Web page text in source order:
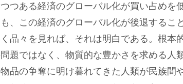
つある経済のグローバル化が買い占めを
、この経済のグローバル化が後退するこ
品々を見れば、それは明白である。根本
題ではなく、物質的な豊かさを求める人
品の争奪に明け暮れてきた人類が民族間